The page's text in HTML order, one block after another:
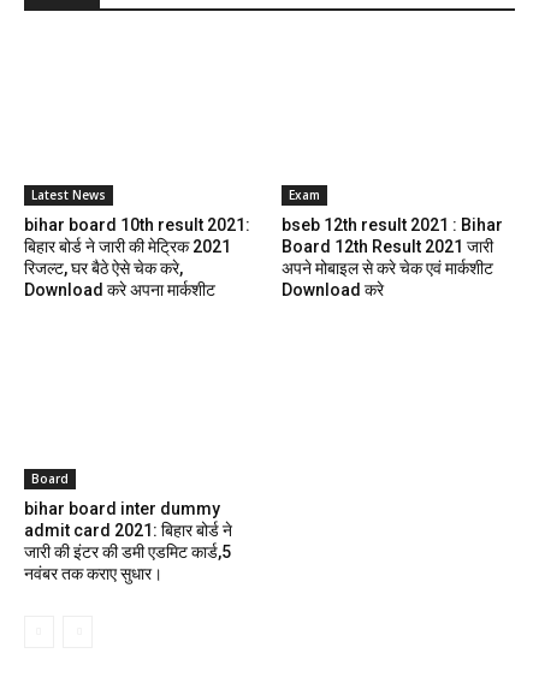
Latest News
bihar board 10th result 2021:
बिहार बोर्ड ने जारी की मेट्रिक 2021
रिजल्ट, घर बैठे ऐसे चेक करे,
Download करे अपना मार्कशीट
Exam
bseb 12th result 2021 : Bihar
Board 12th Result 2021 जारी
अपने मोबाइल से करे चेक एवं मार्कशीट
Download करे
Board
bihar board inter dummy
admit card 2021: बिहार बोर्ड ने
जारी की इंटर की डमी एडमिट कार्ड,5
नवंबर तक कराए सुधार।